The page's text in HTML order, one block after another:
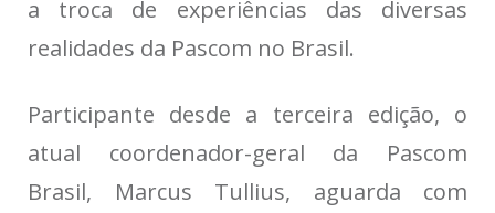
a troca de experiências das diversas
realidades da Pascom no Brasil.
Participante desde a terceira edição, o
atual coordenador-geral da Pascom
Brasil, Marcus Tullius, aguarda com